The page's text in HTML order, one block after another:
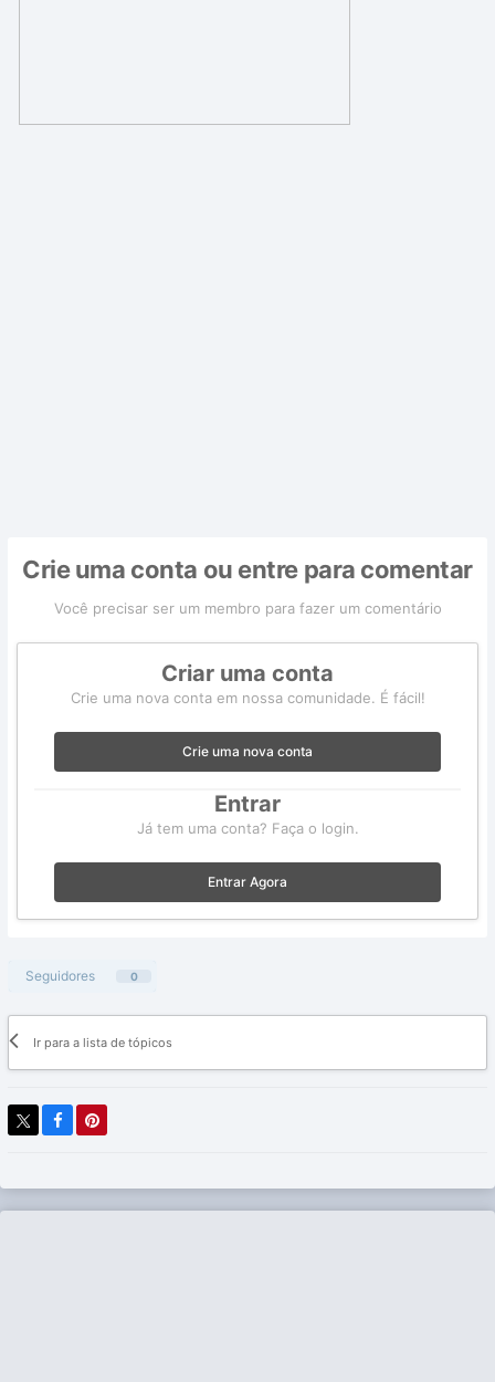
Crie uma conta ou entre para comentar
Você precisar ser um membro para fazer um comentário
Criar uma conta
Crie uma nova conta em nossa comunidade. É fácil!
Crie uma nova conta
Entrar
Já tem uma conta? Faça o login.
Entrar Agora
Seguidores 0
Ir para a lista de tópicos